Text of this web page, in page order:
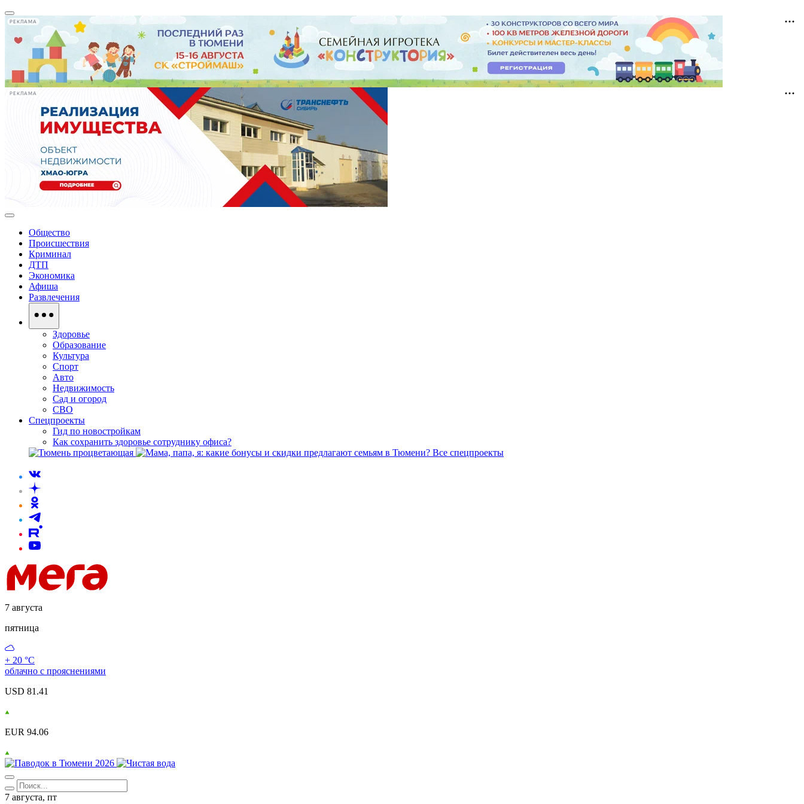
РЕКЛАМА
РЕКЛАМА
Общество
Происшествия
Криминал
ДТП
Экономика
Афиша
Развлечения
Здоровье
Образование
Культура
Спорт
Авто
Недвижимость
Сад и огород
СВО
Спецпроекты
Гид по новостройкам
Как сохранить здоровье сотруднику офиса?
Все спецпроекты
7 августа
пятница
+ 20 °С
облачно с прояснениями
USD 81.41
EUR 94.06
7 августа, пт